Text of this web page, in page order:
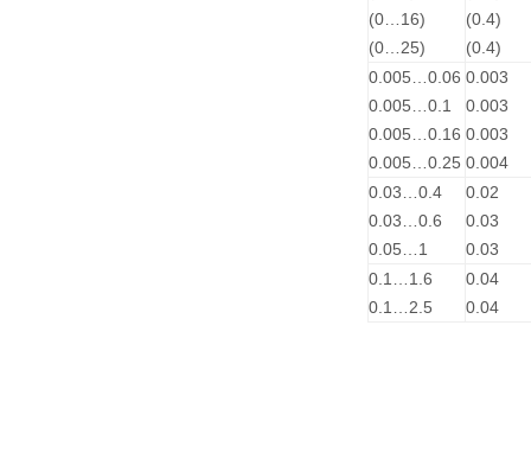
(0…16)
(0…25)
(0.4)
(0.4)
0.005…0.06
0.005…0.1
0.005…0.16
0.005…0.25
0.003
0.003
0.003
0.004
0.03…0.4
0.03…0.6
0.05…1
0.02
0.03
0.03
0.1…1.6
0.1…2.5
0.04
0.04